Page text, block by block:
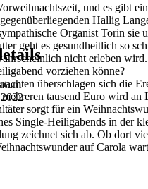
und es gibt
Hallig
Organist Torin sie
geht es gesundheitlich so
nicht erleben
vorziehen könne?
überschlagen sich die
tausend Euro wird an
sorgt für ein
Single-Heiligabends in der
zeichnet sich ab. Ob dort
auf Carola